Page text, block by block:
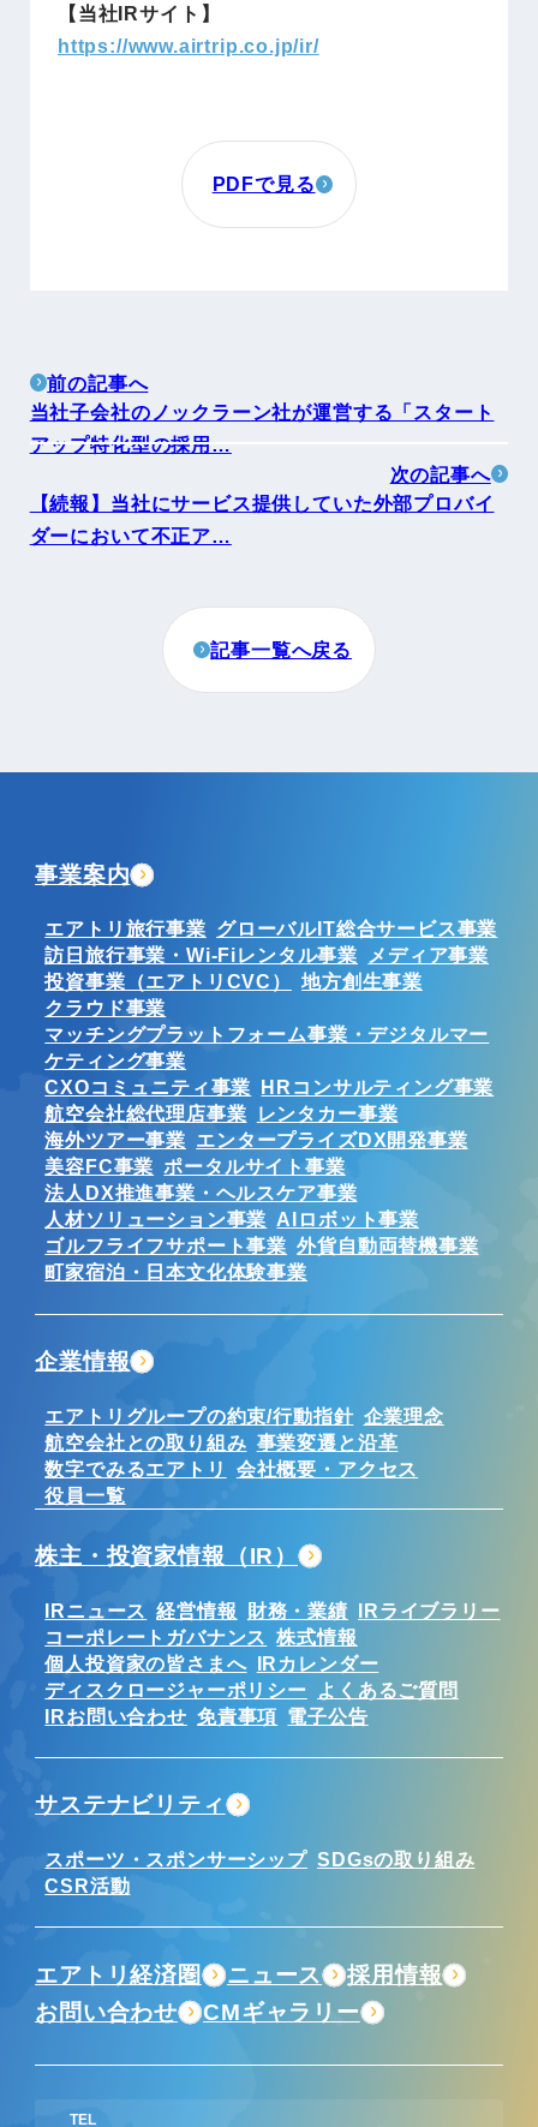
【当社IRサイト】
https://www.airtrip.co.jp/ir/
PDFで見る
前の記事へ
当社子会社のノックラーン社が運営する「スタート
アップ特化型の採用…
次の記事へ
【続報】当社にサービス提供していた外部プロバイ
ダーにおいて不正ア…
記事一覧へ戻る
TEL
事業案内
エアトリ旅行事業 グローバルIT総合サービス事業
訪日旅行事業・Wi-Fiレンタル事業
メディア事業
投資事業（エアトリCVC）
地方創生事業
クラウド事業
マッチングプラットフォーム事業・デジタルマー
ケティング事業
CXOコミュニティ事業
HRコンサルティング事業
航空会社総代理店事業
レンタカー事業
海外ツアー事業 エンタープライズDX開発事業
美容FC事業 ポータルサイト事業
法人DX推進事業・ヘルスケア事業
人材ソリューション事業 AIロボット事業
ゴルフライフサポート事業 外貨自動両替機事業
町家宿泊・日本文化体験事業
企業情報
エアトリグループの約束/行動指針 企業理念
航空会社との取り組み 事業変遷と沿革
数字でみるエアトリ
会社概要・アクセス
役員一覧
株主・投資家情報（IR）
IRニュース 経営情報 財務・業績 IRライブラリー
コーポレートガバナンス 株式情報
個人投資家の皆さまへ IRカレンダー
ディスクロージャーポリシー
よくあるご質問
IRお問い合わせ 免責事項 電子公告
サステナビリティ
スポーツ・スポンサーシップ SDGsの取り組み
CSR活動
エアトリ経済圏 ニュース
採用情報
お問い合わせ
CMギャラリー